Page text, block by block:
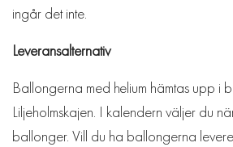
ingår det inte.
Leveransalternativ
Ballongerna med helium hämtas upp i
Liljeholmskajen. I kalendern väljer du
ballonger. Vill du ha ballongerna